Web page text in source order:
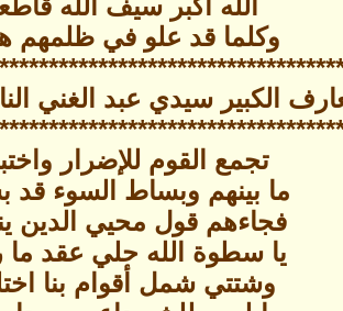
الله أكبر سيف الله
وكلما قد علو في ظلمهم
الكبير سيدي عبد الغني
تجمع القوم للإضرار
ما بينهم وبساط السوء قد
فجاءهم قول محيي الدين
يا سطوة الله حلي عقد ما
وشتتي شمل أقوام بنا